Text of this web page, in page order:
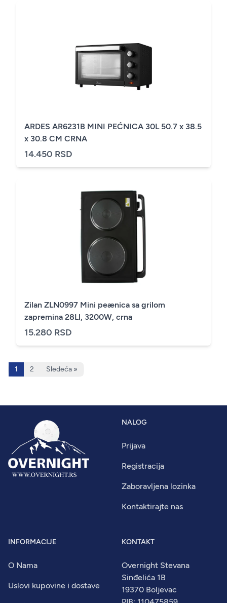
ARDES AR6231B MINI PEĆNICA 30L 50.7 x 38.5
x 30.8 CM CRNA
14.450 RSD
Zilan ZLN0997 Mini peænica sa grilom
zapremina 28Ll, 3200W, crna
15.280 RSD
1 2 Sledeća »
NALOG
Prijava
Registracija
Zaboravljena lozinka
Kontaktirajte nas
INFORMACIJE
O Nama
Uslovi kupovine i dostave
KONTAKT
Overnight Stevana
Sinđelića 1B
19370 Boljevac